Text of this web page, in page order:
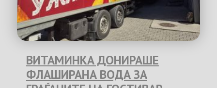
ВИТАМИНКА ДОНИРАШЕ
ФЛАШИРАНА ВОДА ЗА